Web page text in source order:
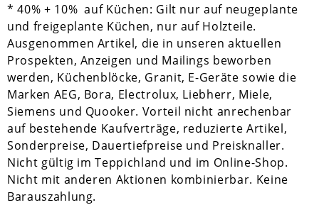
* 40% + 10% auf Küchen: Gilt nur auf neugeplante
und freigeplante Küchen, nur auf Holzteile.
Ausgenommen Artikel, die in unseren aktuellen
Prospekten, Anzeigen und Mailings beworben
werden, Küchenblöcke, Granit, E-Geräte sowie die
Marken AEG, Bora, Electrolux, Liebherr, Miele,
Siemens und Quooker. Vorteil nicht anrechenbar
auf bestehende Kaufverträge, reduzierte Artikel,
Sonderpreise, Dauertiefpreise und Preisknaller.
Nicht gültig im Teppichland und im Online-Shop.
Nicht mit anderen Aktionen kombinierbar. Keine
Barauszahlung.